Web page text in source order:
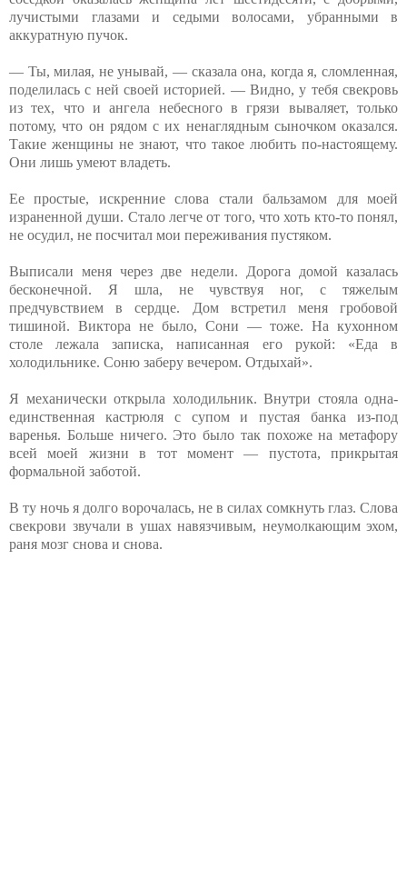
лучистыми глазами и седыми волосами, убранными в
аккуратную пучок.
— Ты, милая, не унывай, — сказала она, когда я, сломленная,
поделилась с ней своей историей. — Видно, у тебя свекровь
из тех, что и ангела небесного в грязи вываляет, только
потому, что он рядом с их ненаглядным сыночком оказался.
Такие женщины не знают, что такое любить по-настоящему.
Они лишь умеют владеть.
Ее простые, искренние слова стали бальзамом для моей
израненной души. Стало легче от того, что хоть кто-то понял,
не осудил, не посчитал мои переживания пустяком.
Выписали меня через две недели. Дорога домой казалась
бесконечной. Я шла, не чувствуя ног, с тяжелым
предчувствием в сердце. Дом встретил меня гробовой
тишиной. Виктора не было, Сони — тоже. На кухонном
столе лежала записка, написанная его рукой: «Еда в
холодильнике. Соню заберу вечером. Отдыхай».
Я механически открыла холодильник. Внутри стояла одна-
единственная кастрюля с супом и пустая банка из-под
варенья. Больше ничего. Это было так похоже на метафору
всей моей жизни в тот момент — пустота, прикрытая
формальной заботой.
В ту ночь я долго ворочалась, не в силах сомкнуть глаз. Слова
свекрови звучали в ушах навязчивым, неумолкающим эхом,
раня мозг снова и снова.